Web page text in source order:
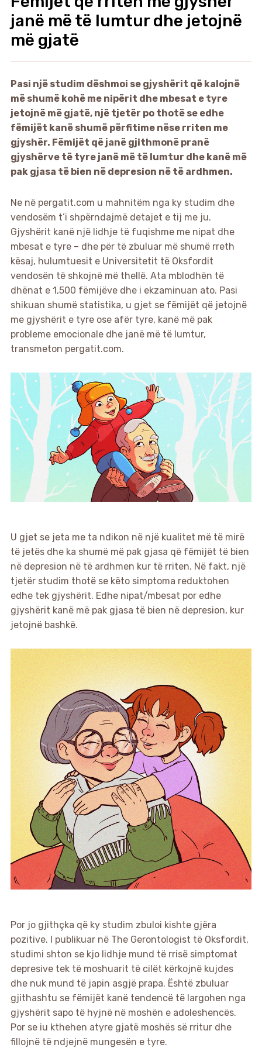
janë më të lumtur dhe jetojnë
më gjatë
Pasi një studim dëshmoi se gjyshërit që kalojnë
më shumë kohë me nipërit dhe mbesat e tyre
jetojnë më gjatë, një tjetër po thotë se edhe
fëmijët kanë shumë përfitime nëse rriten me
gjyshër. Fëmijët që janë gjithmonë pranë
gjyshërve të tyre janë më të lumtur dhe kanë më
pak gjasa të bien në depresion në të ardhmen.
Ne në pergatit.com u mahnitëm nga ky studim dhe
vendosëm t’i shpërndajmë detajet e tij me ju.
Gjyshërit kanë një lidhje të fuqishme me nipat dhe
mbesat e tyre – dhe për të zbuluar më shumë rreth
kësaj, hulumtuesit e Universitetit të Oksfordit
vendosën të shkojnë më thellë. Ata mblodhën të
dhënat e 1,500 fëmijëve dhe i ekzaminuan ato. Pasi
shikuan shumë statistika, u gjet se fëmijët që jetojnë
me gjyshërit e tyre ose afër tyre, kanë më pak
probleme emocionale dhe janë më të lumtur,
transmeton pergatit.com.
U gjet se jeta me ta ndikon në një kualitet më të mirë
të jetës dhe ka shumë më pak gjasa që fëmijët të bien
në depresion në të ardhmen kur të rriten. Në fakt, një
tjetër studim thotë se këto simptoma reduktohen
edhe tek gjyshërit. Edhe nipat/mbesat por edhe
gjyshërit kanë më pak gjasa të bien në depresion, kur
jetojnë bashkë.
Por jo gjithçka që ky studim zbuloi kishte gjëra
pozitive. I publikuar në The Gerontologist të Oksfordit,
studimi shton se kjo lidhje mund të rrisë simptomat
depresive tek të moshuarit të cilët kërkojnë kujdes
dhe nuk mund të japin asgjë prapa. Është zbuluar
gjithashtu se fëmijët kanë tendencë të largohen nga
gjyshërit sapo të hyjnë në moshën e adoleshencës.
Por se iu kthehen atyre gjatë moshës së rritur dhe
fillojnë të ndjejnë mungesën e tyre.